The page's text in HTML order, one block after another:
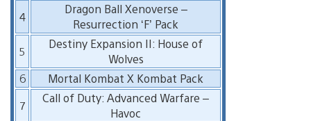
4
Dragon Ball Xenoverse –
Resurrection ‘F’ Pack
5
Destiny Expansion II: House of
Wolves
6
Mortal Kombat X Kombat Pack
7
Call of Duty: Advanced Warfare –
Havoc